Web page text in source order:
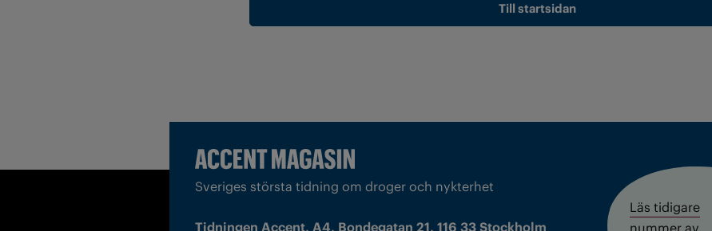
Till startsidan
Sveriges största tidning om droger och nykterhet
Tidningen Accent, A4, Bondegatan 21, 116 33 Stockholm
Läs tidigare
nummer av